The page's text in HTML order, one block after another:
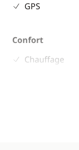
GPS
Confort
Chauffage